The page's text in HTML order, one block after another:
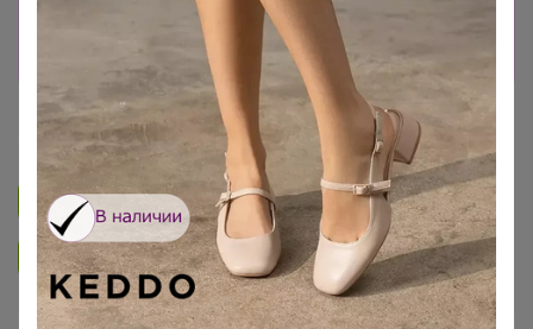
Перейти к текущей закупке
Happy Baby
Подписаться на закупку 299
Подписаться на организатора 3.7K